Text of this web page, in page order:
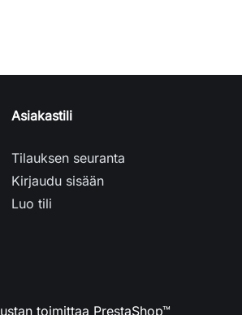
Asiakastili
Tilauksen seuranta
Kirjaudu sisään
Luo tili
toimittaa PrestaShop™